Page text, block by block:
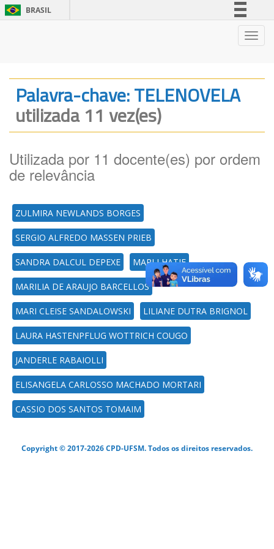
BRASIL
Legislação
Palavra-chave: TELENOVELA
utilizada 11 vez(es)
Utilizada por 11 docente(es) por ordem
de relevância
ZULMIRA NEWLANDS BORGES
SERGIO ALFREDO MASSEN PRIEB
SANDRA DALCUL DEPEXE MARLI HATJE
MARILIA DE ARAUJO BARCELLOS
MARI CLEISE SANDALOWSKI LILIANE DUTRA BRIGNOL
LAURA HASTENPFLUG WOTTRICH COUGO
JANDERLE RABAIOLLI
ELISANGELA CARLOSSO MACHADO MORTARI
CASSIO DOS SANTOS TOMAIM
Copyright © 2017-2026 CPD-UFSM. Todos os direitos reservados.